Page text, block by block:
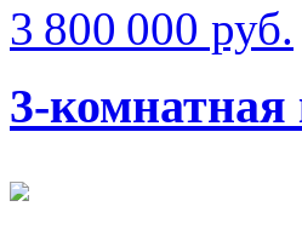
3 800 000 руб.
3-комнатная